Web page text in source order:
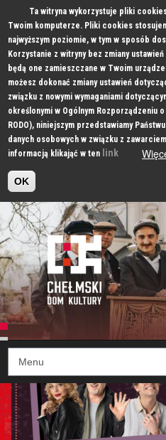
Ta witryna wykorzystuje pliki
Twoim komputerze. Pliki cookies
najwyższym poziomie, w tym w sposób
Korzystanie z witryny bez zmiany
będą one zamieszczane w Twoim
możesz dokonać zmiany ustawień
związku z nowymi wymaganiami
określonymi w Ogólnym Rozporządzeniu
RODO), niniejszym przedstawiamy
danych osobowych w związku z
informacją klikająć w ten link
OK